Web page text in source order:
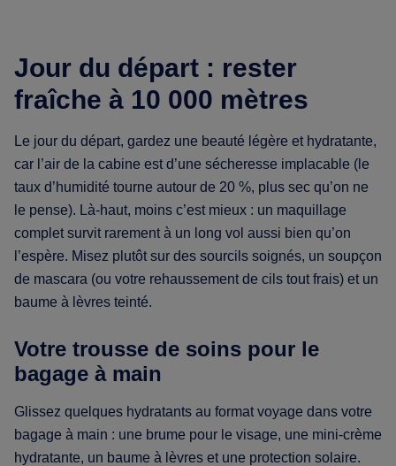
Jour du départ : rester
fraîche à 10 000 mètres
Le jour du départ, gardez une beauté légère et hydratante,
car l’air de la cabine est d’une sécheresse implacable (le
taux d’humidité tourne autour de 20 %, plus sec qu’on ne
le pense). Là-haut, moins c’est mieux : un maquillage
complet survit rarement à un long vol aussi bien qu’on
l’espère. Misez plutôt sur des sourcils soignés, un soupçon
de mascara (ou votre rehaussement de cils tout frais) et un
baume à lèvres teinté.
Votre trousse de soins pour le
bagage à main
Glissez quelques hydratants au format voyage dans votre
bagage à main : une brume pour le visage, une mini-crème
hydratante, un baume à lèvres et une protection solaire.